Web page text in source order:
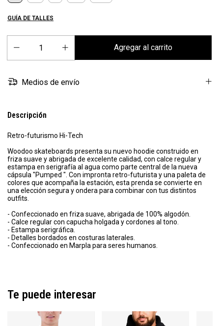
GUÍA DE TALLES
Medios de envío
Descripción
Retro-futurismo Hi-Tech
Woodoo skateboards presenta su nuevo hoodie construido en
friza suave y abrigada de excelente calidad, con calce regular y
estampa en serigrafía al agua como parte central de la nueva
cápsula "Pumped ". Con impronta retro-futurista y una paleta de
colores que acompaña la estación, esta prenda se convierte en
una elección segura y ondera para combinar con tus distintos
outfits.
- Confeccionado en friza suave, abrigada de 100% algodón.
- Calce regular con capucha holgada y cordones al tono.
- Estampa serigráfica.
- Detalles bordados en costuras laterales.
- Confeccionado en Marpla para seres humanos.
Te puede interesar